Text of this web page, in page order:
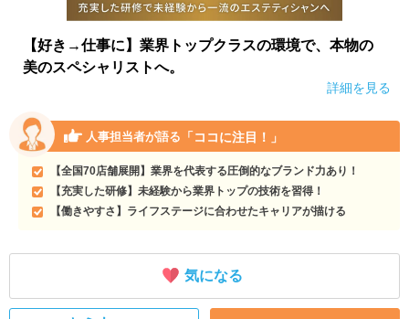
【好き→仕事に】業界トップクラスの環境で、本物の
美のスペシャリストへ。
詳細を見る
人事担当者が語る 「ココに注目！」
【全国70店舗展開】業界を代表する圧倒的なブランド力あり！
【充実した研修】未経験から業界トップの技術を習得！
【働きやすさ】ライフステージに合わせたキャリアが描ける
気になる